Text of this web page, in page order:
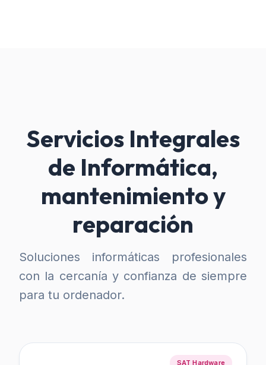
Servicios Integrales
de Informática,
mantenimiento y
reparación
Soluciones informáticas profesionales
con la cercanía y confianza de siempre
para tu ordenador.
SAT Hardware